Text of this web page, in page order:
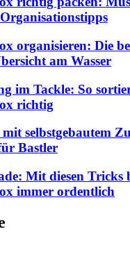
organisieren: Die
am Wasser
im Tackle: So
richtig
selbstgebautem
Bastler
Mit diesen Tricks
immer ordentlich